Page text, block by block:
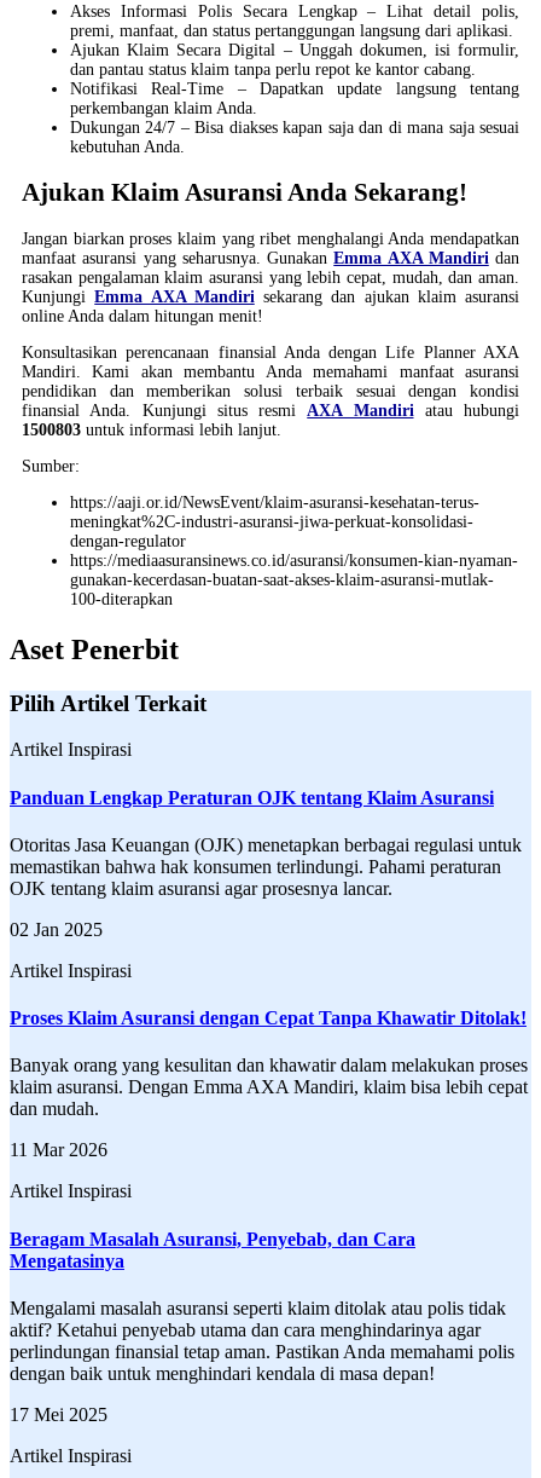
Akses Informasi Polis Secara Lengkap – Lihat detail polis,
premi, manfaat, dan status pertanggungan langsung dari aplikasi.
Ajukan Klaim Secara Digital – Unggah dokumen, isi formulir,
dan pantau status klaim tanpa perlu repot ke kantor cabang.
Notifikasi Real-Time – Dapatkan update langsung tentang
perkembangan klaim Anda.
Dukungan 24/7 – Bisa diakses kapan saja dan di mana saja sesuai
kebutuhan Anda.
Ajukan Klaim Asuransi Anda Sekarang!
Jangan biarkan proses klaim yang ribet menghalangi Anda mendapatkan
manfaat asuransi yang seharusnya. GunakanEmma AXA Mandiri dan
rasakan pengalaman klaim asuransi yang lebih cepat, mudah, dan aman.
KunjungiEmma AXA Mandiri sekarang dan ajukan klaim asuransi
online Anda dalam hitungan menit!
Konsultasikan perencanaan finansial Anda dengan Life Planner AXA
Mandiri. Kami akan membantu Anda memahami manfaat asuransi
pendidikan dan memberikan solusi terbaik sesuai dengan kondisi
finansial Anda. Kunjungi situs resmi AXA Mandiri atau hubungi
1500803 untuk informasi lebih lanjut.
Sumber:
https://aaji.or.id/NewsEvent/klaim-asuransi-kesehatan-terus-
meningkat%2C-industri-asuransi-jiwa-perkuat-konsolidasi-
dengan-regulator
https://mediaasuransinews.co.id/asuransi/konsumen-kian-nyaman-
gunakan-kecerdasan-buatan-saat-akses-klaim-asuransi-mutlak-
100-diterapkan
Aset Penerbit
Pilih Artikel Terkait
Artikel Inspirasi
Panduan Lengkap Peraturan OJK tentang Klaim Asuransi
Otoritas Jasa Keuangan (OJK) menetapkan berbagai regulasi untuk
memastikan bahwa hak konsumen terlindungi. Pahami peraturan
OJK tentang klaim asuransi agar prosesnya lancar.
02 Jan 2025
Artikel Inspirasi
Proses Klaim Asuransi dengan Cepat Tanpa Khawatir Ditolak!
Banyak orang yang kesulitan dan khawatir dalam melakukan proses
klaim asuransi. Dengan Emma AXA Mandiri, klaim bisa lebih cepat
dan mudah.
11 Mar 2026
Artikel Inspirasi
Beragam Masalah Asuransi, Penyebab, dan Cara
Mengatasinya
Mengalami masalah asuransi seperti klaim ditolak atau polis tidak
aktif? Ketahui penyebab utama dan cara menghindarinya agar
perlindungan finansial tetap aman. Pastikan Anda memahami polis
dengan baik untuk menghindari kendala di masa depan!
17 Mei 2025
Artikel Inspirasi